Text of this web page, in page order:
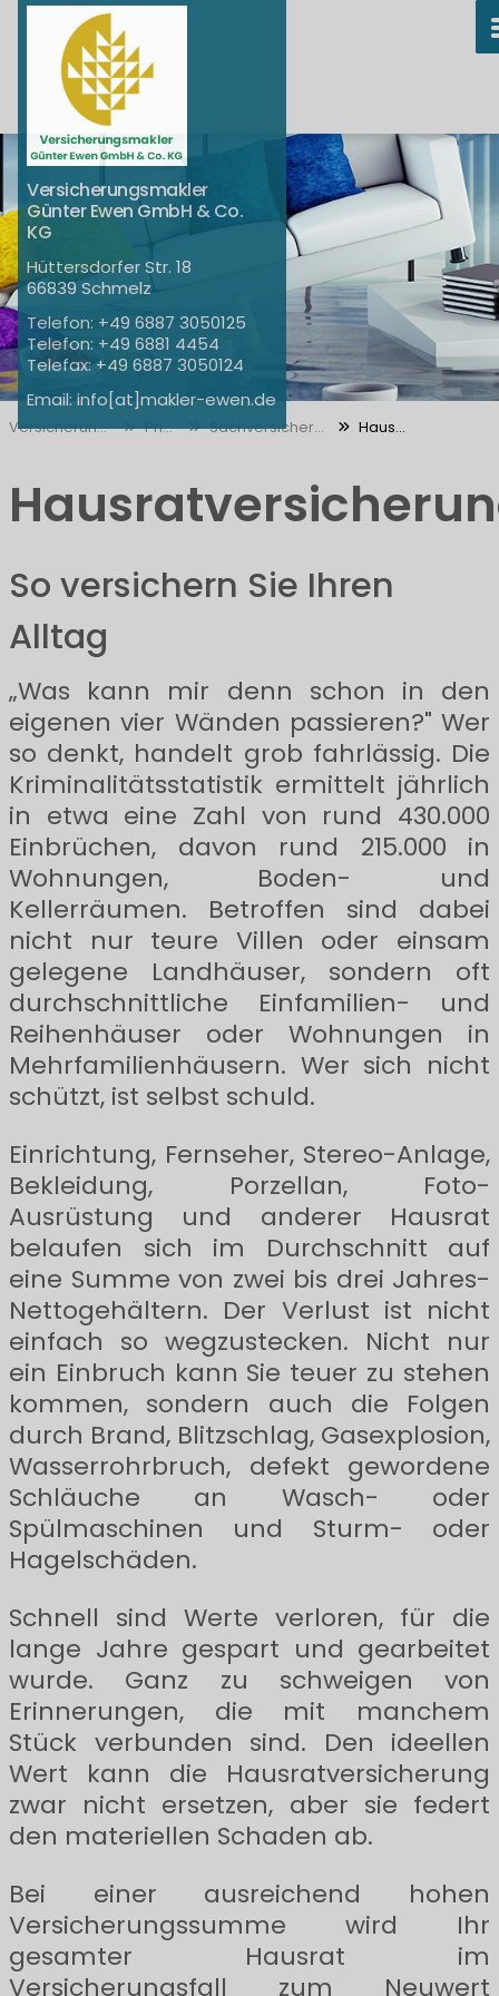
Versicherungsmakler
Günter Ewen GmbH & Co.
KG
Hüttersdorfer Str. 18
66839 Schmelz
+49 6887 3050125
+49 6881 4454
+49 6887 3050124
info[at]makler-ewen.de
Versicherungen Privat Sachversicherung Hausrat
So versichern Sie Ihren
Alltag
„Was kann mir denn schon in den
eigenen vier Wänden passieren?" Wer
so denkt, handelt grob fahrlässig. Die
Kriminalitätsstatistik ermittelt jährlich
in etwa eine Zahl von rund 430.000
Einbrüchen, davon rund 215.000 in
Wohnungen, Boden- und
Kellerräumen. Betroffen sind dabei
nicht nur teure Villen oder einsam
gelegene Landhäuser, sondern oft
durchschnittliche Einfamilien- und
Reihenhäuser oder Wohnungen in
Mehrfamilienhäusern. Wer sich nicht
schützt, ist selbst schuld.
Einrichtung, Fernseher, Stereo-Anlage,
Bekleidung, Porzellan, Foto-
Ausrüstung und anderer Hausrat
belaufen sich im Durchschnitt auf
eine Summe von zwei bis drei Jahres-
Nettogehältern. Der Verlust ist nicht
einfach so wegzustecken. Nicht nur
ein Einbruch kann Sie teuer zu stehen
kommen, sondern auch die Folgen
durch Brand, Blitzschlag, Gasexplosion,
Wasserrohrbruch, defekt gewordene
Schläuche an Wasch- oder
Spülmaschinen und Sturm- oder
Hagelschäden.
Schnell sind Werte verloren, für die
lange Jahre gespart und gearbeitet
wurde. Ganz zu schweigen von
Erinnerungen, die mit manchem
Stück verbunden sind. Den ideellen
Wert kann die Hausratversicherung
zwar nicht ersetzen, aber sie federt
den materiellen Schaden ab.
Bei einer ausreichend hohen
Versicherungssumme wird Ihr
gesamter Hausrat im
Versicherungsfall zum Neuwert